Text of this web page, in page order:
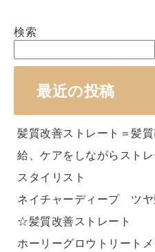
検索
最近の投稿
髪質改善ストレート＝髪
給、ケアをしながらスト
スタイリスト
ネイチャーディープ ツヤ
☆髪質改善ストレート
ホーリーグロウトリートメ